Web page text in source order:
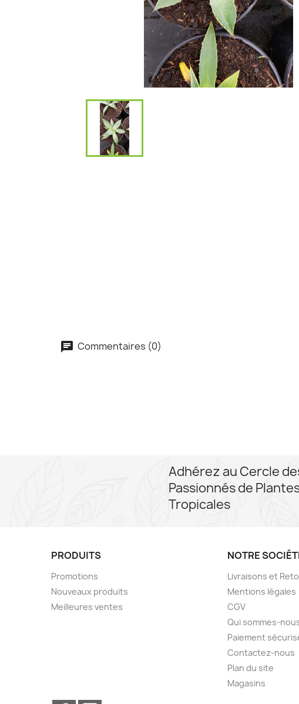
Commentaires (0)
Adhérez au Cercle
Passionnés de
Tropicales
PRODUITS
Promotions
Nouveaux produits
Meilleures ventes
NOTRE
Livraisons et
Mentions légales
CGV
Qui sommes-
Paiement
Contactez-nous
Plan du site
Magasins